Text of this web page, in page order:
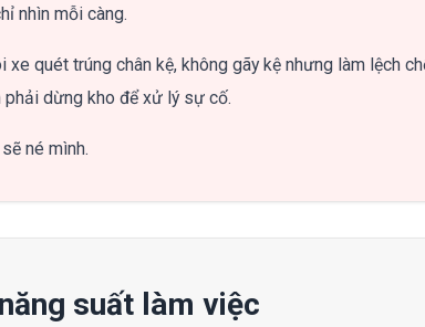
nhìn mỗi càng.
quét trúng chân kệ, không gãy kệ nhưng làm lệch
phải dừng kho để xử lý sự cố.
né mình.
suất làm việc